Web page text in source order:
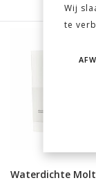
Waterdichte
Wij
te